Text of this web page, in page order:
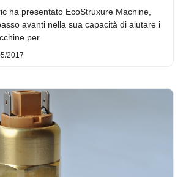
ha presentato EcoStruxure Machine,
avanti nella sua capacità di aiutare i
per
2017